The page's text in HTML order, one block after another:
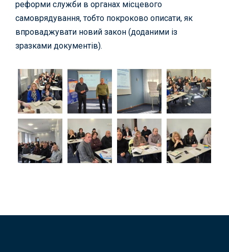
реформи служби в органах місцевого
самоврядування, тобто покроково описати, як
впроваджувати новий закон (доданими із
зразками документів).